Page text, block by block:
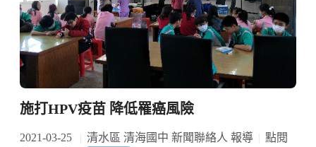
施打HPV疫苗 降低罹癌風險
2021-03-25 清水區 清海國中 新聞聯絡人 報導
點閱